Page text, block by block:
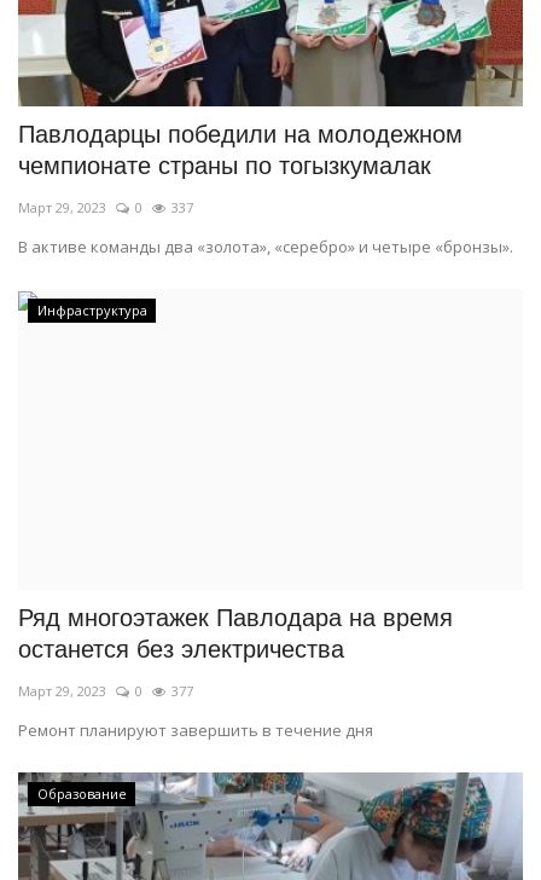
Павлодарцы победили на молодежном
чемпионате страны по тогызкумалак
Март 29, 2023 0 337
В активе команды два «золота», «серебро» и четыре «бронзы».
Инфраструктура
Ряд многоэтажек Павлодара на время
останется без электричества
Март 29, 2023 0 377
Ремонт планируют завершить в течение дня
Образование